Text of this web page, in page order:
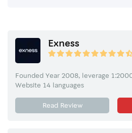
Exness
Founded Year 2008, leverage
Website 14 languages
Read Review